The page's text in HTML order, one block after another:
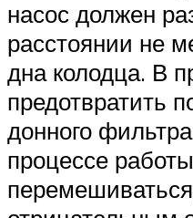
насос должен
расстоянии не
дна колодца. В
предотвратить
донного
процессе